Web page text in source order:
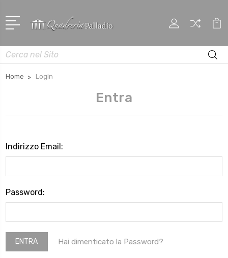
Cerca
Home Login
Entra
Indirizzo Email:
Password:
Hai dimenticato la Password?